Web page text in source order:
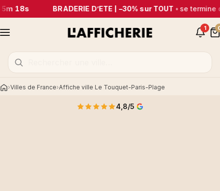
18s BRADERIE D’ÉTÉ | –30% sur TOUT• se termine
1
AccueilVilles de France Affiche ville Le Touquet-Paris-Plage
4,8/5